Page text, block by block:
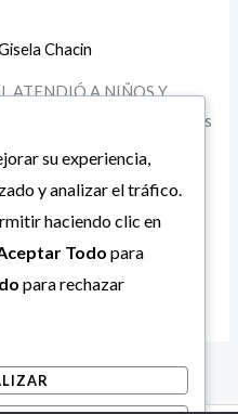
Chacin
ATENDIÓ A NIÑOS Y
DE MARA Diez niños
vida porque este sábado 9
su experiencia,
y analizar el tráfico.
haciendo clic en
Todo para
para rechazar